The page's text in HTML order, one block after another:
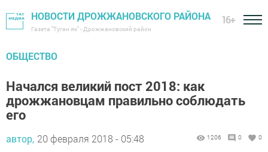
НОВОСТИ ДРОЖЖАНОВСКОГО РАЙОНА
Газета "Туган як" - Дрожжановский район
16+
ОБЩЕСТВО
Начался великий пост 2018: как
дрожжановцам правильно соблюдать
его
автор, 20 февраля 2018 - 05:48 1206 0 0